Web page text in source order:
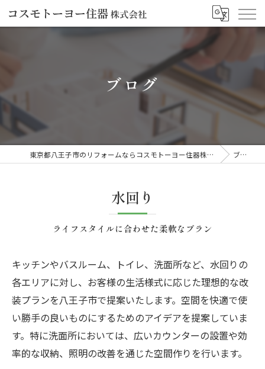
ブログ
東京都八王子市のリフォームならコスモトーヨー住器株式会社 ブログ
水回り
ライフスタイルに合わせた柔軟なプラン
キッチンやバスルーム、トイレ、洗面所など、水回りの
各エリアに対し、お客様の生活様式に応じた理想的な改
装プランを八王子市で提案いたします。空間を快適で使
い勝手の良いものにするためのアイデアを提案していま
す。特に洗面所においては、広いカウンターの設置や効
率的な収納、照明の改善を通じた空間作りを行います。